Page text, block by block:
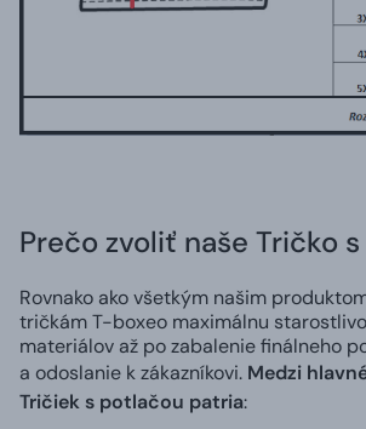
Prečo zvoliť naše Tričko
Rovnako ako všetkým našim
tričkám T-boxeo maximálnu
materiálov až po zabalenie finálneho
a odoslanie k zákazníkovi. Medzi
Tričiek s potlačou patria: